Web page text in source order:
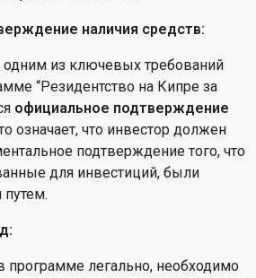
наличия средств:
одним из ключевых требований
“Резидентство на Кипре за
официальное подтверждение
означает, что инвестор должен
подтверждение того, что
для инвестиций, были
программе легально, необходимо